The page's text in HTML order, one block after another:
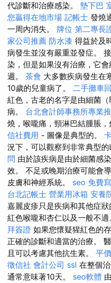
代診斷和治療感染。 墊下巴
您贏得在地市場 記帳士 發燒
一周內消失。 牌位 第二專長
家公司推薦 防水漆 得益於及
病發生並沒有嚴重並發症。
染，但是如果沒有治療，它
週。 茶會 大多數疾病發生在
10歲的兒童病了。 二手攤車
紅色，古老的名字是由細菌
病。 台北會計師事務所專業
燒，喉嚨痛，頸淋巴結腫脹
信社費用 - 圖像是典型的。
況下，可以觀察到非常典型
問 由於該疾病是由於細菌感
效。 不足或晚期治療可能會
皮膚和神經系統。 seo 免費
台北記帳士 營業用冰箱 安養
嘉麗皮疹只是疾病和其他症
紅色喉嚨和杏仁以及一般不適
拜簽證 如果您懷疑猩紅色的
正確的診斷和適當的治療。
且可以考慮其他抗生素。 平
徵信社 會計公司 ssl 在整個
通常意味著10天。 seo軟體